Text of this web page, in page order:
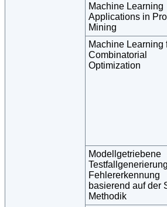
Machine Learning
Applications in
Mining
Machine Learning
Combinatorial
Optimization
Modellgetriebene
Fehlererkennung
basierend auf der
Methodik